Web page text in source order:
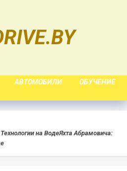
АВТОМОБИЛИ
ОБУЧЕНИЕ
на ВодеЯхта Абрамовича: